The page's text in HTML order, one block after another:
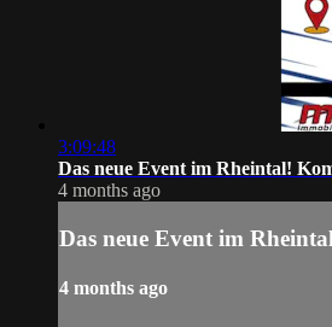
3:09:48
Das neue Event im Rheintal!
4 months ago
Das neue Event im
4 months ago